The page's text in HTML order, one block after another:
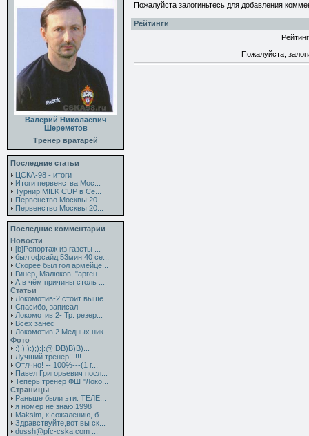
Валерий Николаевич
Шереметов
Тренер вратарей
Последние статьи
ЦСКА-98 - итоги
Итоги первенства Мос...
Турнир MILK CUP в Се...
Первенство Москвы 20...
Первенство Москвы 20...
Последние комментарии
Новости
[b]Репортаж из газеты ...
был офсайд 53мин 40 се...
Скорее был гол армейце...
Гинер, Малюков, "арген...
А в чём причины столь ...
Статьи
Локомотив-2 стоит выше...
Спасибо, записал
Локомотив 2- Тр. резер...
Всех занёс
Локомотив 2 Медных ник...
Фото
:):):):);):|:@:DB)B)B)...
Лучший тренер!!!!!!
Отлчно! -- 100%---(1 г...
Павел Григорьевич посл...
Теперь тренер ФШ "Локо...
Страницы
Раньше были эти: ТЕЛЕ...
я номер не знаю,1998
Maksim, к сожалению, б...
Здравствуйте,вот вы ск...
dussh@pfc-cska.com ...
Пожалуйста залогиньтесь для добавления
Рейтинги
Пожалуйста,